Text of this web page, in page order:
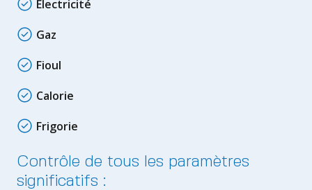
Electricité
Gaz
Fioul
Calorie
Frigorie
Contrôle de tous les paramètres
significatifs :